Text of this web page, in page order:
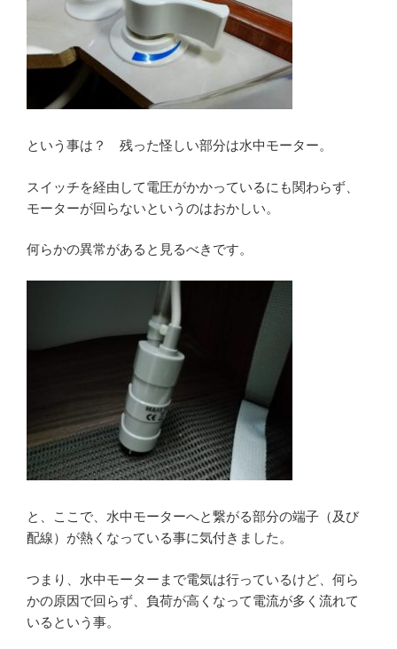
という事は？ 残った怪しい部分は水中モーター。
スイッチを経由して電圧がかかっているにも関わらず、
モーターが回らないというのはおかしい。
何らかの異常があると見るべきです。
と、ここで、水中モーターへと繋がる部分の端子（及び
配線）が熱くなっている事に気付きました。
つまり、水中モーターまで電気は行っているけど、何ら
かの原因で回らず、負荷が高くなって電流が多く流れて
いるという事。